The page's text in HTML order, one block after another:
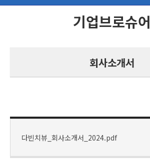
기업브로슈어
회사소개서
다빈치뷰_회사소개서_2024.pdf